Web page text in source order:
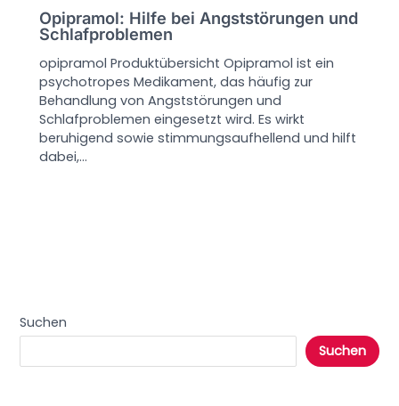
Opipramol: Hilfe bei Angststörungen und
Schlafproblemen
opipramol Produktübersicht Opipramol ist ein
psychotropes Medikament, das häufig zur
Behandlung von Angststörungen und
Schlafproblemen eingesetzt wird. Es wirkt
beruhigend sowie stimmungsaufhellend und hilft
dabei,…
Suchen
Suchen